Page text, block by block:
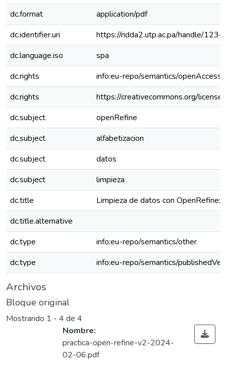
dc.format
application/pdf
dc.identifier.uri
https://ridda2.utp.ac.pa/handle/
dc.language.iso
spa
dc.rights
info:eu-repo/semantics/openAccess
dc.rights
https://creativecommons.org/
dc.subject
openRefine
dc.subject
alfabetizacion
dc.subject
datos
dc.subject
limpieza
dc.title
Limpieza de datos con OpenRefine:
dc.title.alternative
dc.type
info:eu-repo/semantics/other
dc.type
info:eu-repo/semantics/
Archivos
Bloque original
Mostrando 1 - 4 de 4
Nombre:
practica-open-refine-v2-2024-
02-06.pdf